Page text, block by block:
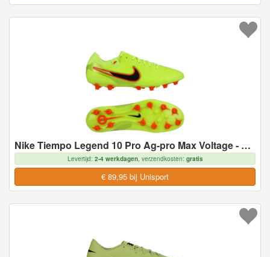
Nike Tiempo Legend 10 Pro Ag-pro Max Voltage - Neon/zwart - Kunstgras (Ag), maat 40½
Levertijd: 2-4 werkdagen, verzendkosten: gratis
€ 89,95 bij Unisport